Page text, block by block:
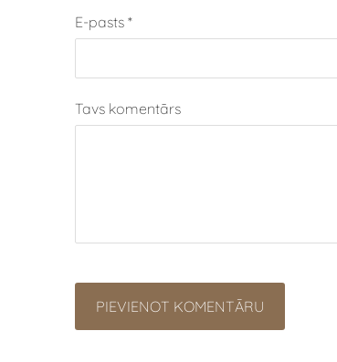
E-pasts *
Tavs komentārs